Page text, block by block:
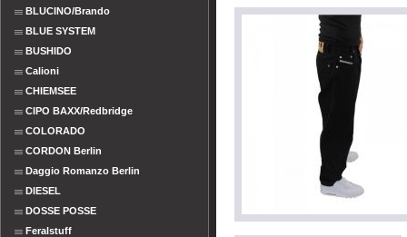
BLUCINO/Brando
BLUE SYSTEM
BUSHIDO
Calioni
CHIEMSEE
CIPO BAXX/Redbridge
COLORADO
CORDON Berlin
Daggio Romanzo Berlin
DIESEL
DOSSE POSSE
Feralstuff